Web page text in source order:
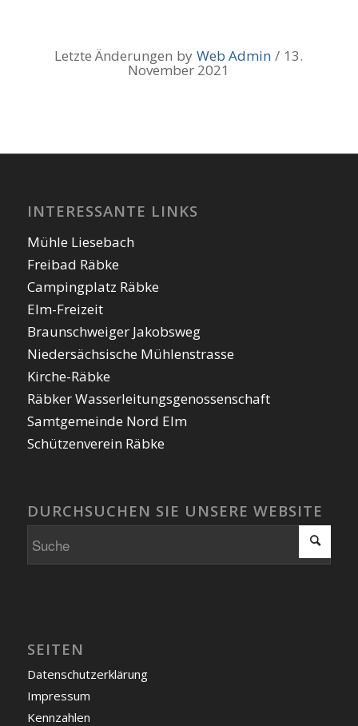
Letzte Änderungen by Web Admin / 13.
November 2021
INTERESSANTE LINKS
Mühle Liesebach
Freibad Räbke
Campingplatz Räbke
Elm-Freizeit
Braunschweiger Jakobsweg
Niedersächsische Mühlenstrasse
Kirche-Räbke
Räbker Wasserleitungsgenossenschaft
Samtgemeinde Nord Elm
Schützenverein Räbke
DURCHSUCHEN SIE UNSERE WEBSITE
SEITEN
Datenschutzerklärung
Impressum
Kennzahlen